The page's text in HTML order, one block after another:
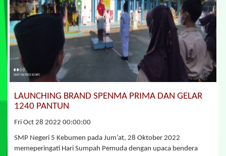
LAUNCHING BRAND SPENMA PRIMA DAN GELAR
1240 PANTUN
Fri Oct 28 2022 00:00:00
SMP Negeri 5 Kebumen pada Jum’at, 28 Oktober 2022
memeperingati Hari Sumpah Pemuda dengan upaca bendera